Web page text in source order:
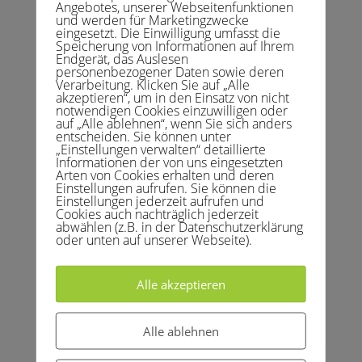
und hinter den Kulissen.
Mai 23, 2021|Allgemein,Vereinsleben
Liebe Tennisfreunde, viele nutzen die Schön-Wetter-Sequenzen
und verabreden sich zum Tennisspielen auf unserer Platzanlage.
Die Lockerungen und aktuellen Inzidenzwerte machen den Spiel-
und Trainingsbetrieb zurzeit fast uneingeschränkt möglich. Der
Wettspielbetrieb...
TC GW Hennef /
Feiertagsgrüsse
Dez. 18, 2020|Allgemein,Vereinsleben
Liebe Tennisfreunde, 2020 war ein besonderes Jahr, das uns
allen in Erinnerung bleiben wird. Ein Jahr, in dem wir gemeinsam
den Tennisschläger auf den Plätzen schwingen und dazu viel
Grün-Weiß-Geselligkeit bei Saisoneröffnung, Clubabendenden,
Kennenlern- und...
Suchen
Angebotes, unserer Webseitenfunktionen
und werden für Marketingzwecke
eingesetzt. Die Einwilligung umfasst die
Speicherung von Informationen auf Ihrem
Endgerät, das Auslesen
personenbezogener Daten sowie deren
Verarbeitung. Klicken Sie auf „Alle
akzeptieren“, um in den Einsatz von nicht
notwendigen Cookies einzuwilligen oder
auf „Alle ablehnen“, wenn Sie sich anders
entscheiden. Sie können unter
„Einstellungen verwalten“ detaillierte
Informationen der von uns eingesetzten
Arten von Cookies erhalten und deren
Einstellungen aufrufen. Sie können die
Einstellungen jederzeit aufrufen und
Cookies auch nachträglich jederzeit
abwählen (z.B. in der Datenschutzerklärung
oder unten auf unserer Webseite).
Alle akzeptieren
Alle ablehnen